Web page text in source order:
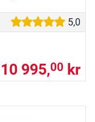
5,0
10 995,00 kr